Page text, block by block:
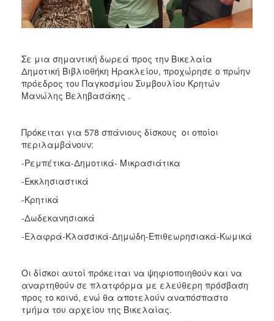
ΠΟΛΙΤΙΣΜΟΣ
ΑΝΘΕΚΤΙΚΗ
Σε μια σημαντική δωρεά προς την Βικελαία
Δημοτική Βιβλιοθήκη Ηρακλείου, προχώρησε ο πρώην
πρόεδρος του Παγκοσμίου Συμβουλίου Κρητών
Μανώλης Βεληβασάκης .
Πρόκειται για 578 σπάνιους δίσκους οι οποίοι
περιλαμβάνουν:
-Ρεμπέτικα-Δημοτικά- Μικρασιάτικα
-Εκκλησιαστικά
-Κρητικά
-Δωδεκανησιακά
-Ελαφρά-Κλασσικά-Δημώδη-Επιθεωρησιακά-Κωμικά
Οι δίσκοι αυτοί πρόκειται να ψηφιοποιηθούν και να
αναρτηθούν σε πλατφόρμα με ελεύθερη πρόσβαση
προς το κοινό, ενώ θα αποτελούν αναπόσπαστο
τμήμα του αρχείου της Βικελαίας.